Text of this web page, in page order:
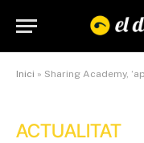
Inici » Sharing Academy, ‘app’
ACTUALITAT